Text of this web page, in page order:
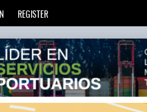
REGISTER